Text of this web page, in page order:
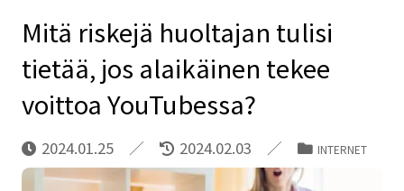
Mitä riskejä huoltajan tulisi
tietää, jos alaikäinen tekee
voittoa YouTubessa?
2024.01.25 2024.02.03 INTERNET